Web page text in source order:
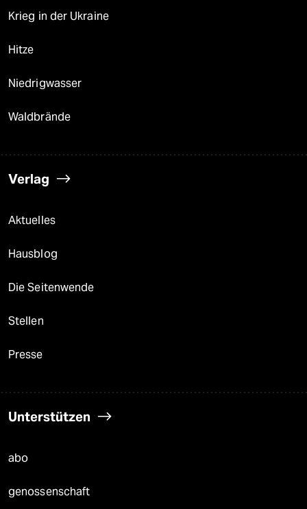
Krieg in der Ukraine
Hitze
Niedrigwasser
Waldbrände
Verlag
Aktuelles
Hausblog
Die Seitenwende
Stellen
Presse
Unterstützen
abo
genossenschaft